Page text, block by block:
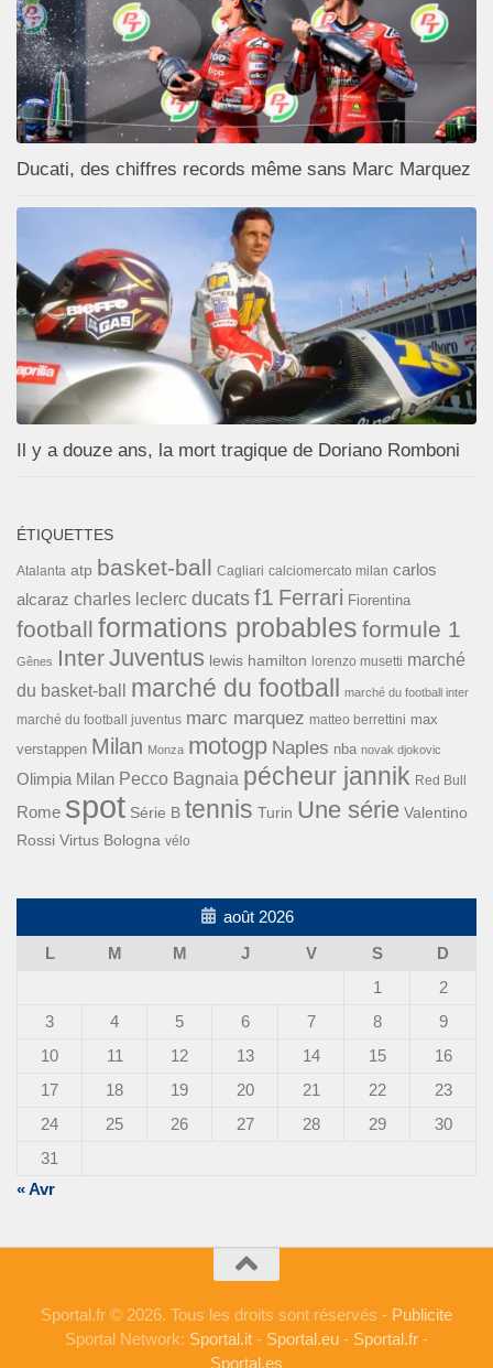
Ducati, des chiffres records même sans Marc Marquez
Il y a douze ans, la mort tragique de Doriano Romboni
ÉTIQUETTES
Atalanta atp basket-ball Cagliari calciomercato milan carlos
alcaraz charles leclerc ducats f1 Ferrari Fiorentina
football formations probables formule 1
Gênes InterJuventus lewis hamilton lorenzo musetti marché
du basket-ball
marché du football marché du football inter
marché du football juventus marc marquez matteo berrettini max
verstappen Milan Monza motogp Naples nba novak djokovic
Olimpia Milan Pecco Bagnaia pécheur jannik Red Bull
Rome spot Série B tennis Turin Une série Valentino
Rossi Virtus Bologna vélo
août 2026
L
M M J V S
D
1
2
3
4 5 6 7 8
9
10
11 12 13 14 15
16
17
18 19 20 21 22
23
24
25 26 27 28 29
30
31
« Avr
Sportal.fr © 2026. Tous les droits sont réservés - Publicite
Sportal Network: Sportal.it - Sportal.eu - Sportal.fr -
Sportal.es